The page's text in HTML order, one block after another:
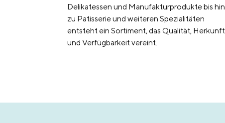
Delikatessen und Manufakturprodukte bis hin
zu Patisserie und weiteren Spezialitäten
entsteht ein Sortiment, das Qualität, Herkunft
und Verfügbarkeit vereint.